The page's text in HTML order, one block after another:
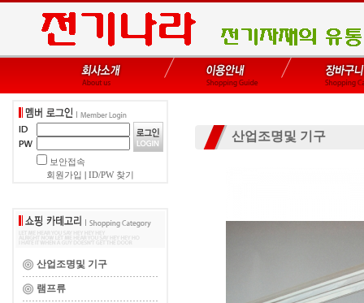
보안접속
회원가입
ID/PW 찾기
산업조명및 기구
램프류
산업조명및 기구